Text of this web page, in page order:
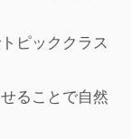
ピッククラス
ることで自然